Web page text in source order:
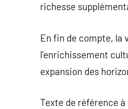
richesse
En fin de compte, la
l’enrichissement
expansion des
Texte de référence à